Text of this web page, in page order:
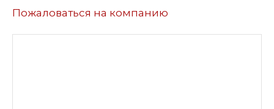
Пожаловаться на компанию